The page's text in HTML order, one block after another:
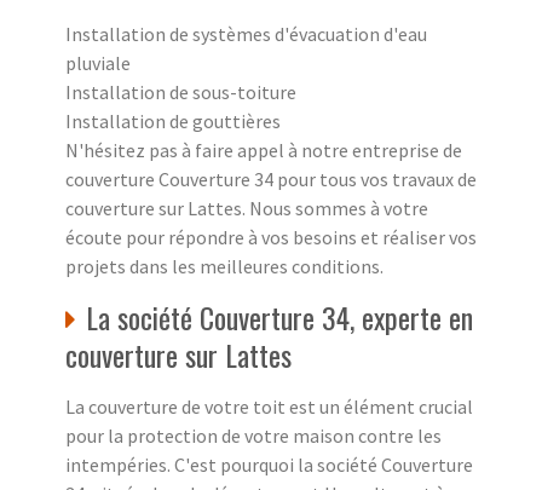
Installation de systèmes d'évacuation d'eau
pluviale
Installation de sous-toiture
Installation de gouttières
N'hésitez pas à faire appel à notre entreprise de
couverture Couverture 34 pour tous vos travaux de
couverture sur Lattes. Nous sommes à votre
écoute pour répondre à vos besoins et réaliser vos
projets dans les meilleures conditions.
La société Couverture 34, experte en
couverture sur Lattes
La couverture de votre toit est un élément crucial
pour la protection de votre maison contre les
intempéries. C'est pourquoi la société Couverture